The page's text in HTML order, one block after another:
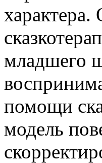
характера.
младшего
помощи
модель